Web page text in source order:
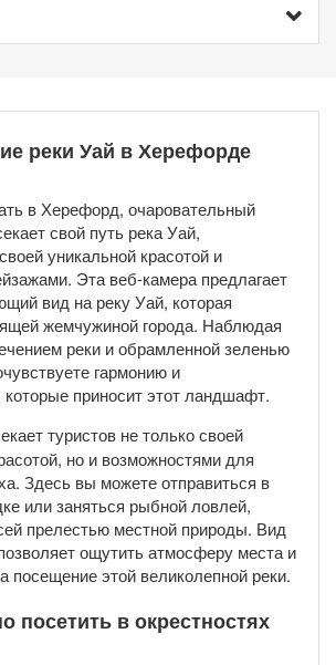
реки Уай в Херефорде
в Херефорд, очаровательный
свой путь река Уай,
уникальной красотой и
Эта веб-камера предлагает
вид на реку Уай, которая
жемчужиной города. Наблюдая
реки и обрамленной зеленью
гармонию и
которые приносит этот ландшафт.
туристов не только своей
но и возможностями для
Здесь вы можете отправиться в
или заняться рыбной ловлей,
прелестью местной природы. Вид
ощутить атмосферу места и
посещение этой великолепной реки.
посетить в окрестностях